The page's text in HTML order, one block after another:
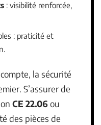
: visibilité renforcée,
: praticité et
compte, la sécurité
S’assurer de
CE 22.06ou
des pièces de